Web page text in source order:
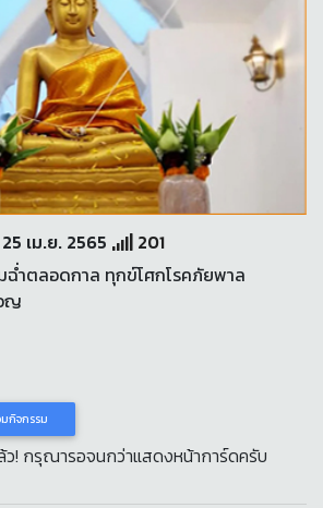
เม.ย. 2565
201
ฉ่ำตลอดกาล ทุกข์โศกโรคภัยพาล
ญ
กิจกรรม
! กรุณารอจนกว่าแสดงหน้าการ์ดครับ